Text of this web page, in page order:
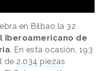
en Bilbao la 32
Iberoamericano de
. En esta ocasión, 193
de 2.034 piezas